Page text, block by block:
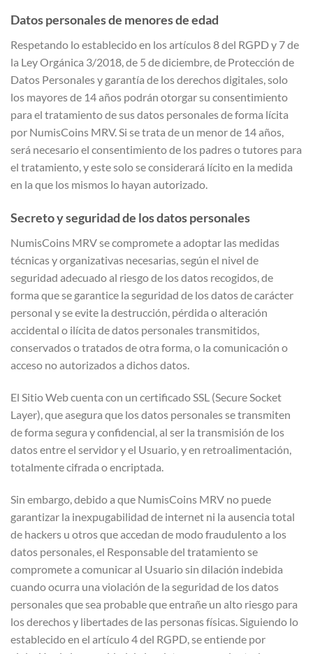
Datos personales de menores de edad
Respetando lo establecido en los artículos 8 del RGPD y 7 de
la Ley Orgánica 3/2018, de 5 de diciembre, de Protección de
Datos Personales y garantía de los derechos digitales, solo
los mayores de 14 años podrán otorgar su consentimiento
para el tratamiento de sus datos personales de forma lícita
por NumisCoins MRV. Si se trata de un menor de 14 años,
será necesario el consentimiento de los padres o tutores para
el tratamiento, y este solo se considerará lícito en la medida
en la que los mismos lo hayan autorizado.
Secreto y seguridad de los datos personales
NumisCoins MRV se compromete a adoptar las medidas
técnicas y organizativas necesarias, según el nivel de
seguridad adecuado al riesgo de los datos recogidos, de
forma que se garantice la seguridad de los datos de carácter
personal y se evite la destrucción, pérdida o alteración
accidental o ilícita de datos personales transmitidos,
conservados o tratados de otra forma, o la comunicación o
acceso no autorizados a dichos datos.
El Sitio Web cuenta con un certificado SSL (Secure Socket
Layer), que asegura que los datos personales se transmiten
de forma segura y confidencial, al ser la transmisión de los
datos entre el servidor y el Usuario, y en retroalimentación,
totalmente cifrada o encriptada.
Sin embargo, debido a que NumisCoins MRV no puede
garantizar la inexpugabilidad de internet ni la ausencia total
de hackers u otros que accedan de modo fraudulento a los
datos personales, el Responsable del tratamiento se
compromete a comunicar al Usuario sin dilación indebida
cuando ocurra una violación de la seguridad de los datos
personales que sea probable que entrañe un alto riesgo para
los derechos y libertades de las personas físicas. Siguiendo lo
establecido en el artículo 4 del RGPD, se entiende por